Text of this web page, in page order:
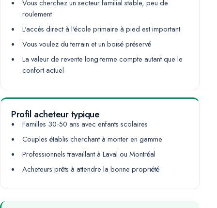
Vous cherchez un secteur familial stable, peu de
roulement
L'accès direct à l'école primaire à pied est important
Vous voulez du terrain et un boisé préservé
La valeur de revente long-terme compte autant que le
confort actuel
Profil acheteur typique
Familles 30-50 ans avec enfants scolaires
Couples établis cherchant à monter en gamme
Professionnels travaillant à Laval ou Montréal
Acheteurs prêts à attendre la bonne propriété